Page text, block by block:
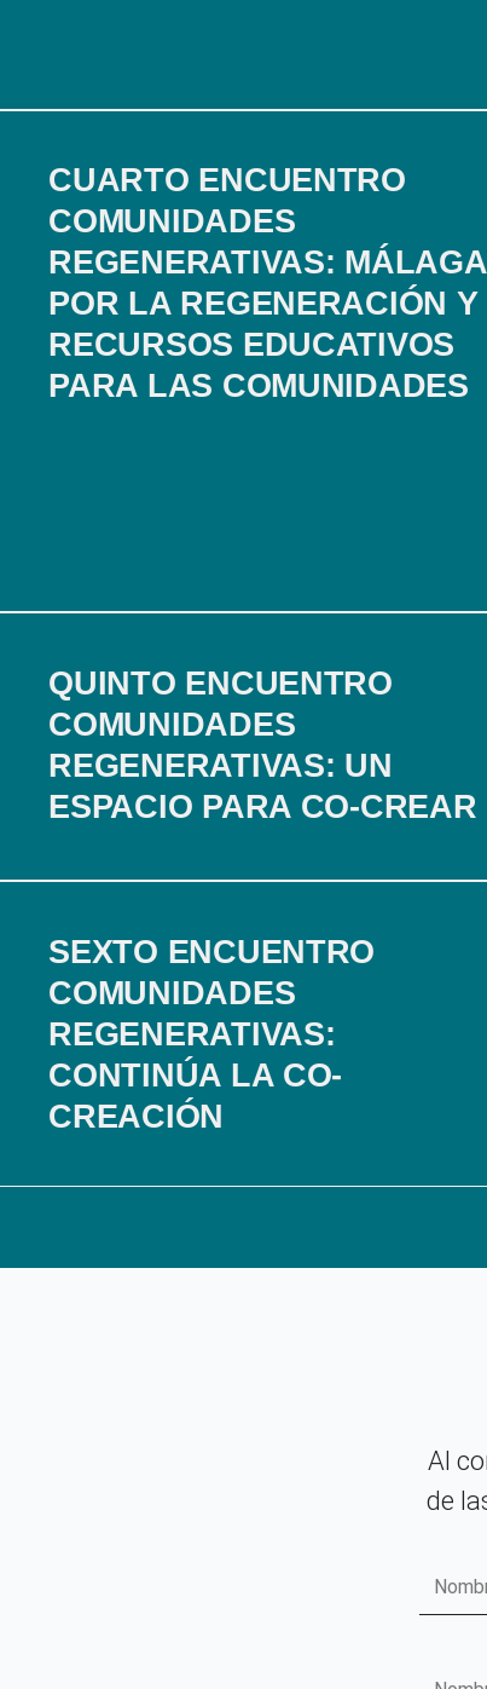
CUARTO ENCUENTRO
COMUNIDADES
REGENERATIVAS: MÁLAGA
POR LA REGENERACIÓN Y
RECURSOS EDUCATIVOS
PARA LAS COMUNIDADES
QUINTO ENCUENTRO
COMUNIDADES
REGENERATIVAS: UN
ESPACIO PARA CO-CREAR
SEXTO ENCUENTRO
COMUNIDADES
REGENERATIVAS:
CONTINÚA LA CO-
CREACIÓN
Al
de